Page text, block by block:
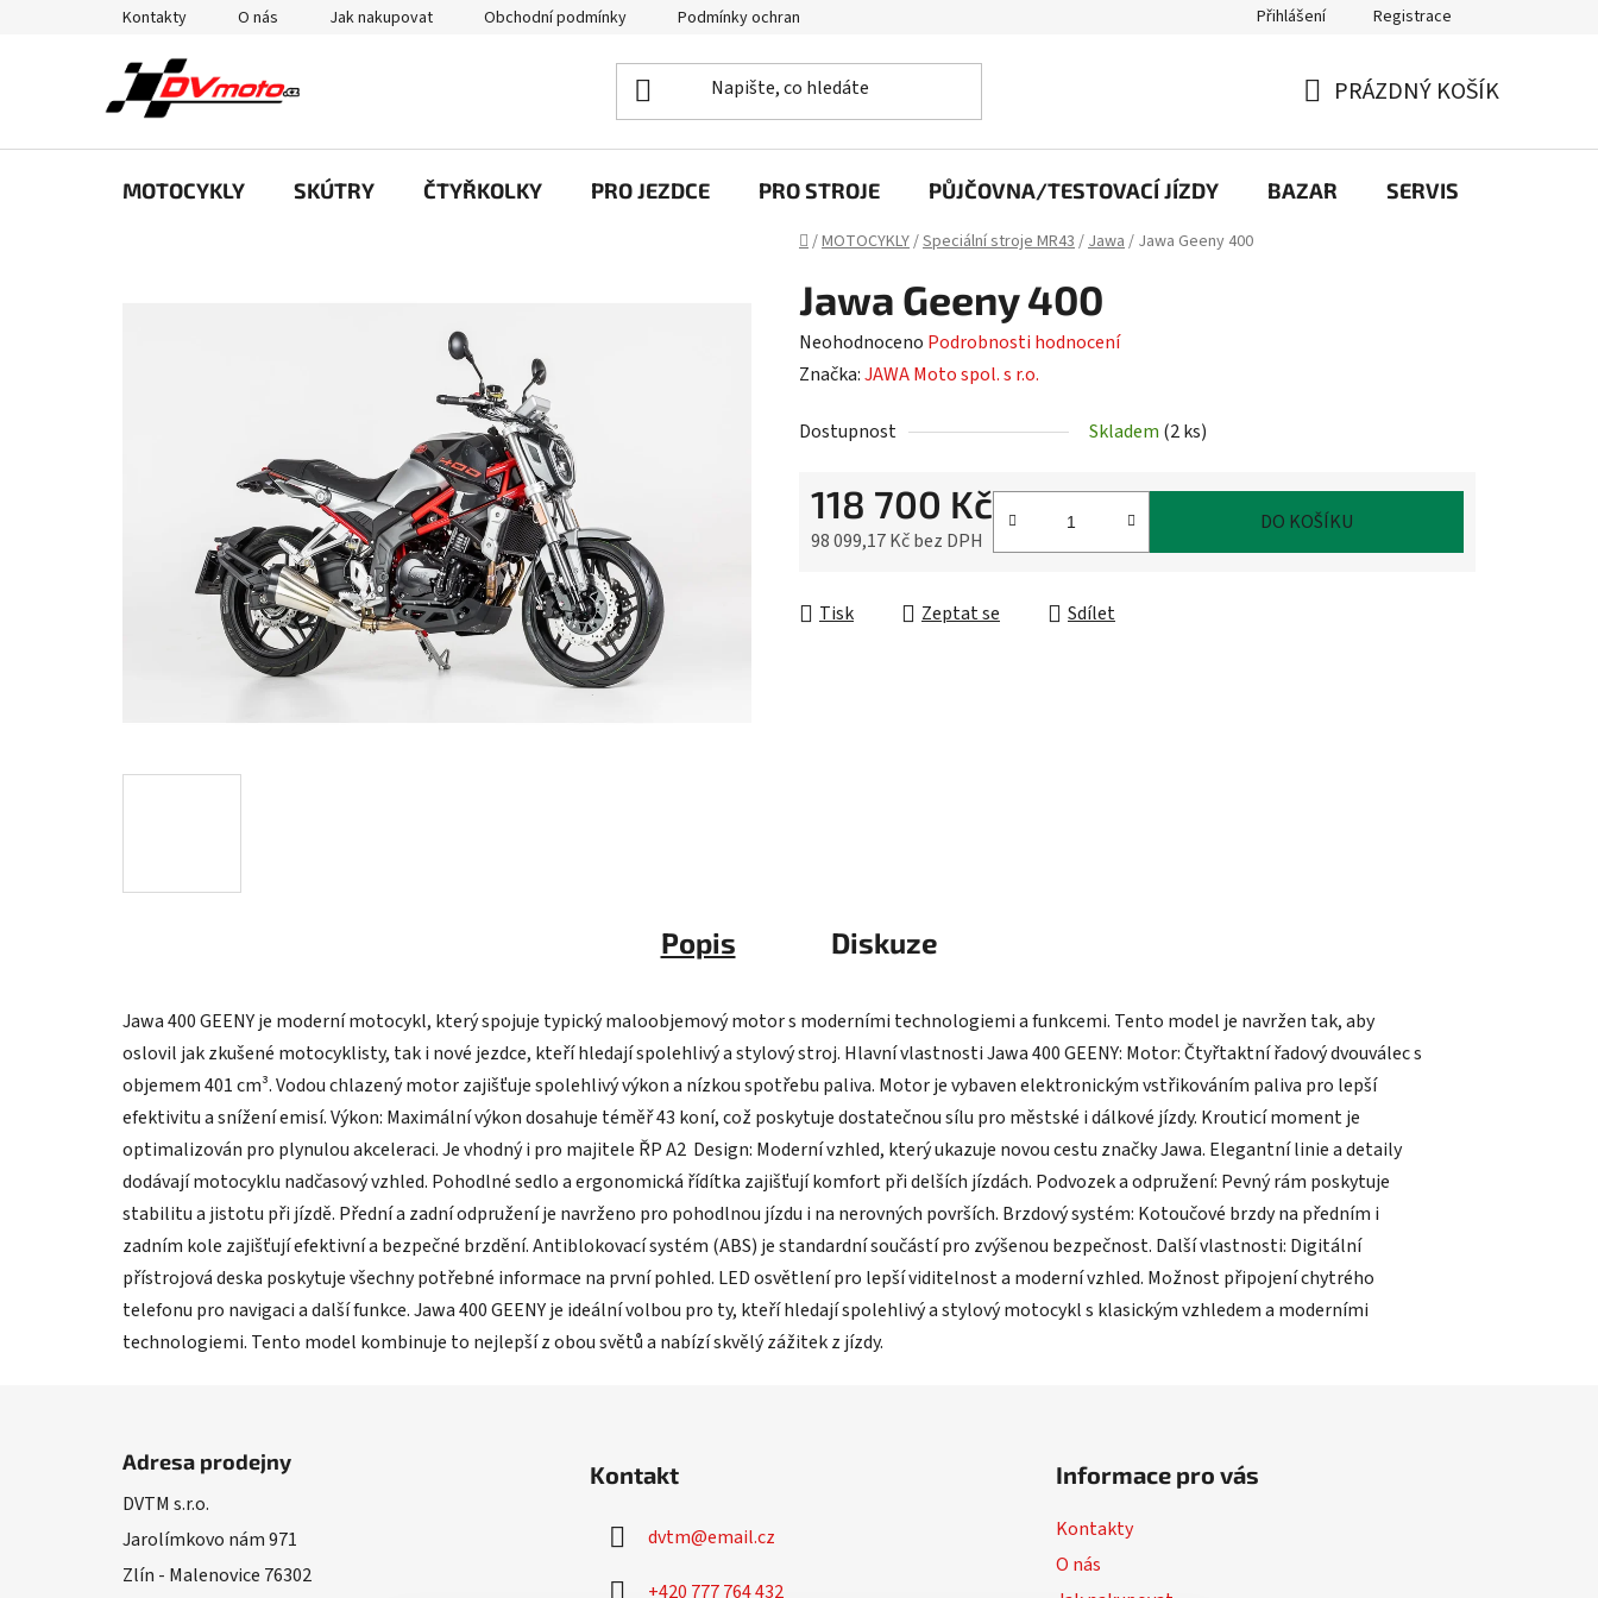
Kontakty O nás Jak nakupovat Obchodní podmínky Podmínky ochrany osobních údajů Přihlášení Registrace
KOŠÍK
PRÁZDNÝ KOŠÍK
MOTOCYKLY SKÚTRY ČTYŘKOLKY PRO JEZDCE PRO STROJE PŮJČOVNA/TESTOVACÍ JÍZDY BAZAR SERVIS
Domů
/MOTOCYKLY/Speciální stroje MR43/Jawa/ Jawa Geeny 400
Jawa Geeny 400
Průměrné
hodnocení
je
Neohodnoceno Podrobnosti hodnocení
Značka:JAWA Moto spol. s r.o.
Dostupnost Skladem (2 ks)
118 700 Kč
98 099,17 Kč bez DPH
DO KOŠÍKU
Tisk Zeptat se Sdílet
Popis Diskuze
Jawa 400 GEENY je moderní motocykl, který spojuje typický maloobjemový motor s moderními technologiemi a funkcemi. Tento model je navržen tak, aby
oslovil jak zkušené motocyklisty, tak i nové jezdce, kteří hledají spolehlivý a stylový stroj. Hlavní vlastnosti Jawa 400 GEENY: Motor: Čtyřtaktní řadový dvouválec s
objemem 401 cm³. Vodou chlazený motor zajišťuje spolehlivý výkon a nízkou spotřebu paliva. Motor je vybaven elektronickým vstřikováním paliva pro lepší
efektivitu a snížení emisí. Výkon: Maximální výkon dosahuje téměř 43 koní, což poskytuje dostatečnou sílu pro městské i dálkové jízdy. Krouticí moment je
optimalizován pro plynulou akceleraci. Je vhodný i pro majitele ŘP A2 Design: Moderní vzhled, který ukazuje novou cestu značky Jawa. Elegantní linie a detaily
dodávají motocyklu nadčasový vzhled. Pohodlné sedlo a ergonomická řídítka zajišťují komfort při delších jízdách. Podvozek a odpružení: Pevný rám poskytuje
stabilitu a jistotu při jízdě. Přední a zadní odpružení je navrženo pro pohodlnou jízdu i na nerovných površích. Brzdový systém: Kotoučové brzdy na předním i
zadním kole zajišťují efektivní a bezpečné brzdění. Antiblokovací systém (ABS) je standardní součástí pro zvýšenou bezpečnost. Další vlastnosti: Digitální
přístrojová deska poskytuje všechny potřebné informace na první pohled. LED osvětlení pro lepší viditelnost a moderní vzhled. Možnost připojení chytrého
telefonu pro navigaci a další funkce. Jawa 400 GEENY je ideální volbou pro ty, kteří hledají spolehlivý a stylový motocykl s klasickým vzhledem a moderními
technologiemi. Tento model kombinuje to nejlepší z obou světů a nabízí skvělý zážitek z jízdy.
Adresa prodejny
DVTM s.r.o.
Jarolímkovo nám 971
Zlín - Malenovice 76302
Kontakt
dvtm@email.cz
+420 777 764 432
Informace pro vás
Kontakty
O nás